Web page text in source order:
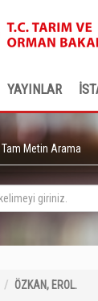
YAYINLAR
Tam Metin Arama
ÖZKAN, EROL.